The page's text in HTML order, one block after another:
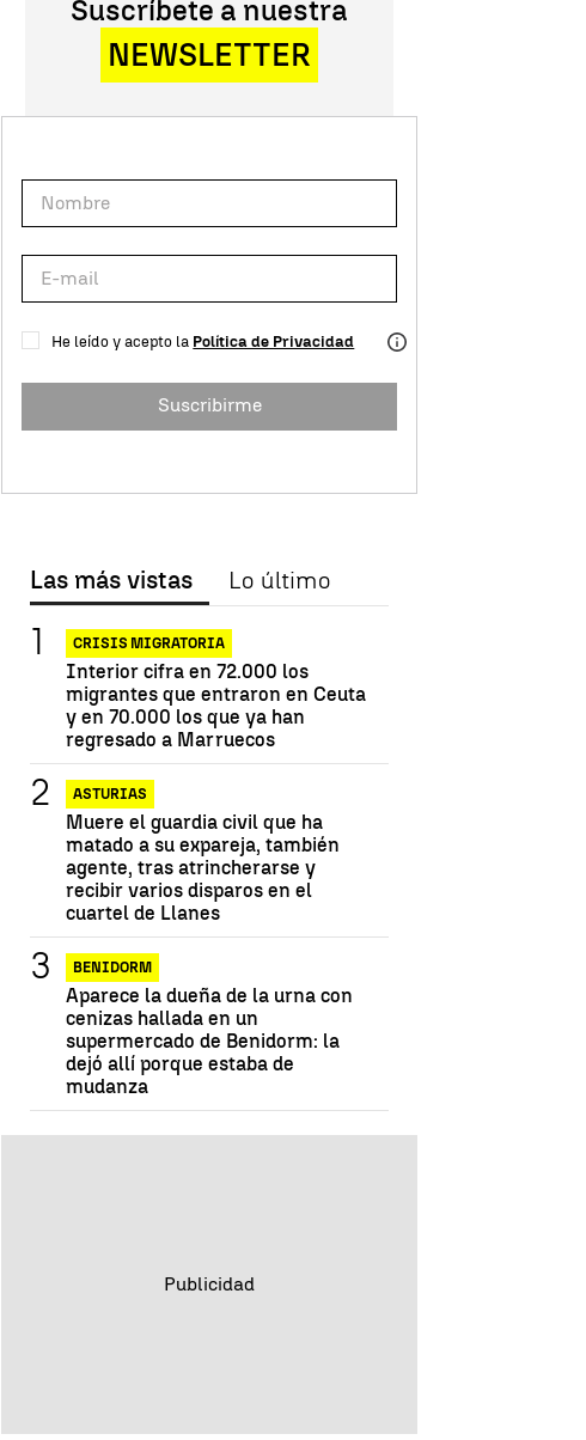
Suscríbete a nuestra
NEWSLETTER
He leído y acepto la Política de Privacidad
Suscribirme
Las más vistas Lo último
CRISIS MIGRATORIA
Interior cifra en 72.000 los
migrantes que entraron en Ceuta
y en 70.000 los que ya han
regresado a Marruecos
ASTURIAS
Muere el guardia civil que ha
matado a su expareja, también
agente, tras atrincherarse y
recibir varios disparos en el
cuartel de Llanes
BENIDORM
Aparece la dueña de la urna con
cenizas hallada en un
supermercado de Benidorm: la
dejó allí porque estaba de
mudanza